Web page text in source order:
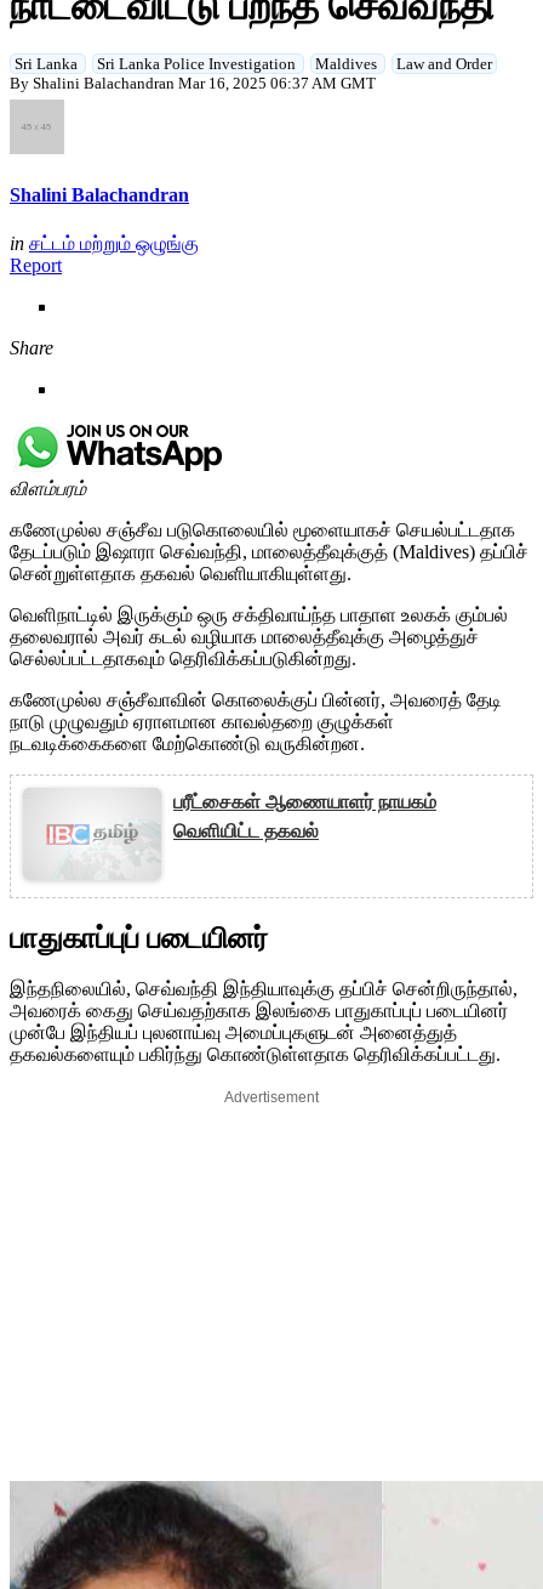
Sri Lanka Sri Lanka Police Investigation Maldives
Law and Order
By Shalini Balachandran Mar 16, 2025 06:37 AM GMT
Shalini Balachandran
in சட்டம் மற்றும் ஒழுங்கு
Report
Share
விளம்பரம்
கணேமுல்ல சஞ்சீவ படுகொலையில் மூளையாகச் செயல்பட்டதாக
தேடப்படும் இஷாரா செவ்வந்தி, மாலைத்தீவுக்குத் (Maldives) தப்பிச்
சென்றுள்ளதாக தகவல் வெளியாகியுள்ளது.
வெளிநாட்டில் இருக்கும் ஒரு சக்திவாய்ந்த பாதாள உலகக் கும்பல்
தலைவரால் அவர் கடல் வழியாக மாலைத்தீவுக்கு அழைத்துச்
செல்லப்பட்டதாகவும் தெரிவிக்கப்படுகின்றது.
கணேமுல்ல சஞ்சீவாவின் கொலைக்குப் பின்னர், அவரைத் தேடி
நாடு முழுவதும் ஏராளமான காவல்தறை குழுக்கள்
நடவடிக்கைகளை மேற்கொண்டு வருகின்றன.
பரீட்சைகள் ஆணையாளர் நாயகம்
வெளியிட்ட தகவல்
பாதுகாப்புப் படையினர்
இந்தநிலையில், செவ்வந்தி இந்தியாவுக்கு தப்பிச் சென்றிருந்தால்,
அவரைக் கைது செய்வதற்காக இலங்கை பாதுகாப்புப் படையினர்
முன்பே இந்தியப் புலனாய்வு அமைப்புகளுடன் அனைத்துத்
தகவல்களையும் பகிர்ந்து கொண்டுள்ளதாக தெரிவிக்கப்பட்டது.
Advertisement